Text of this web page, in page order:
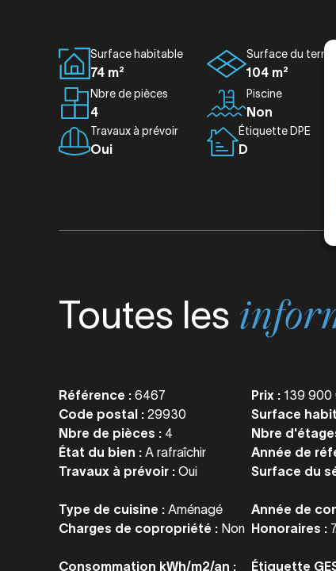
Surface habitable
74 m²
Surface du terrain
104 m²
Nbre de pièces
4
Piscine
Non
Travaux à prévoir
Oui
Étiquette DPE
D
Toutes les
Référence :6467 Prix : 139 900
Code postal :29930 Surface
Nbre de pièces : 4 Nbre
État du bien :A rafraîchir Année de
Travaux à prévoir :Oui Surface du
Type de cuisine :Aménagé Année de
Charges de copropriété : Non Honoraires :
Consommation kWh/m2/an : Étiquette